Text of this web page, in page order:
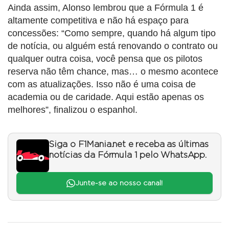
Ainda assim, Alonso lembrou que a Fórmula 1 é
altamente competitiva e não há espaço para
concessões: “Como sempre, quando há algum tipo
de notícia, ou alguém está renovando o contrato ou
qualquer outra coisa, você pensa que os pilotos
reserva não têm chance, mas… o mesmo acontece
com as atualizações. Isso não é uma coisa de
academia ou de caridade. Aqui estão apenas os
melhores”, finalizou o espanhol.
Siga o F1Mania.net e receba as últimas
notícias da Fórmula 1 pelo WhatsApp.
Junte-se ao nosso canal!